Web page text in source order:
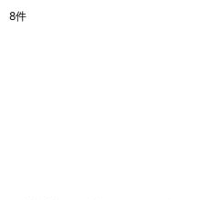
8件